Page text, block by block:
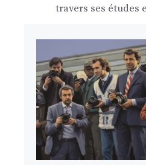
travers ses études